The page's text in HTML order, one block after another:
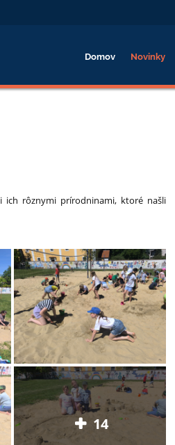
Domov Novinky
ich rôznymi prírodninami, ktoré našli
14